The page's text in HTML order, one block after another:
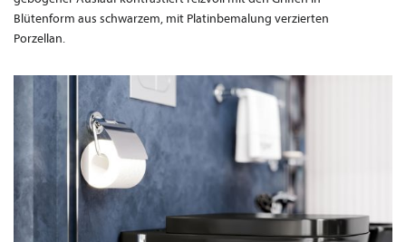
Blütenform aus schwarzem, mit Platinbemalung verzierten
Porzellan.